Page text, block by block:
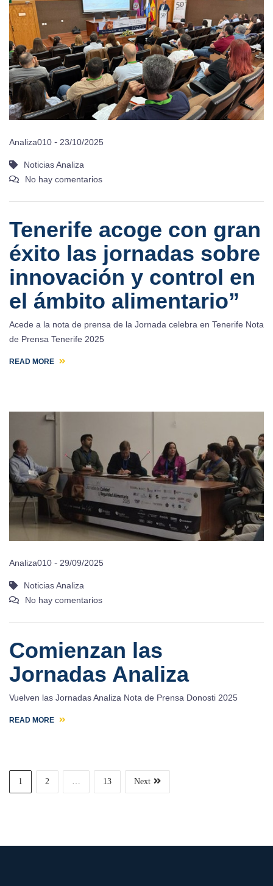
Analiza010 - 23/10/2025
Noticias Analiza
No hay comentarios
Tenerife acoge con gran
éxito las jornadas sobre
innovación y control en
el ámbito alimentario”
Acede a la nota de prensa de la Jornada celebra en Tenerife Nota
de Prensa Tenerife 2025
READ MORE
Analiza010 - 29/09/2025
Noticias Analiza
No hay comentarios
Comienzan las
Jornadas Analiza
Vuelven las Jornadas Analiza Nota de Prensa Donosti 2025
READ MORE
1 2 … 13 Next